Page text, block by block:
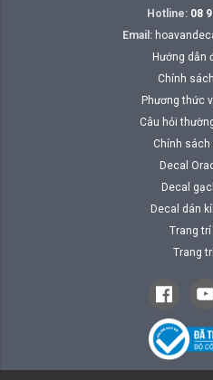
Hotline: 08
Email:
Hướng dẫn
Chính
Phương thức
Câu hỏi
Chính sách
Decal
Decal
Decal dán
Trang trí
Trang